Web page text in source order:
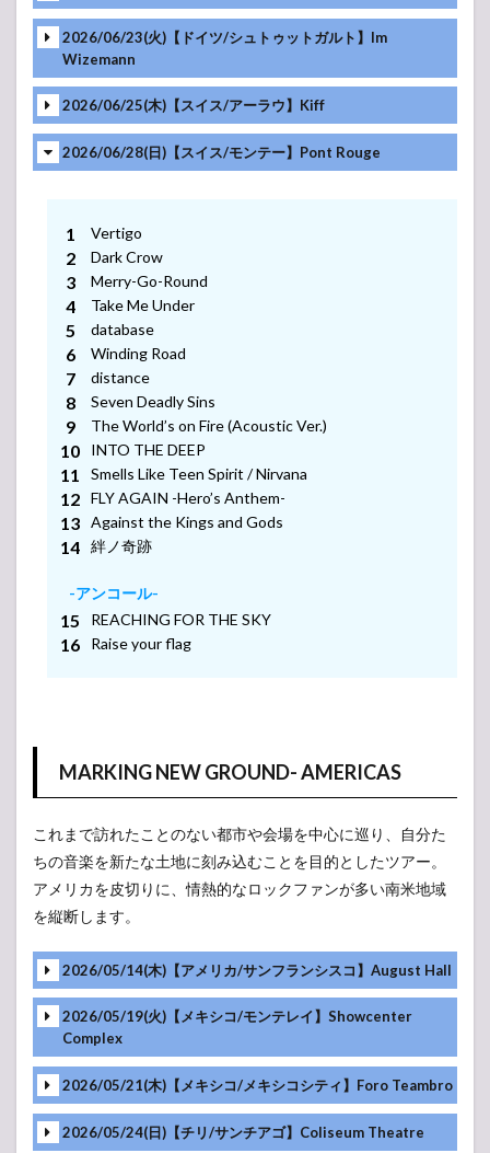
2
MAN
WITH A
MISSION
2025
SETLIST
(セット
リスト)
PLAYBACK
FES.2026
2.2
HOWLING
ACROSS
THE
WORLD”
UK/EU
TOUR
2025
2.3
B’z
presents
UNITE
#02
MAN
WITH A
MISSION
SAIL”PORTBASE
OPENING
UP
2.6
MAN
WITH A
“15th”
MISSION
PLAY
WHAT U
WANT
TOUR
2025
3
MAN
WITH A
MISSION
-アンコール-
-アンコール-
2026/06/23(火)【ドイツ/シュトゥットガルト】Im
Wizemann
-アンコール-
2026/06/25(木)【スイス/アーラウ】Kiff
2026/06/28(日)【スイス/モンテー】Pont Rouge
Vertigo
Dark Crow
Merry-Go-Round
Take Me Under
database
Winding Road
distance
Seven Deadly Sins
The World’s on Fire (Acoustic Ver.)
INTO THE DEEP
Smells Like Teen Spirit / Nirvana
FLY AGAIN -Hero’s Anthem-
Against the Kings and Gods
絆ノ奇跡
-アンコール-
REACHING FOR THE SKY
Raise your flag
MARKING NEW GROUND- AMERICAS
これまで訪れたことのない都市や会場を中心に巡り、自分た
ちの音楽を新たな土地に刻み込むことを目的としたツアー。
アメリカを皮切りに、情熱的なロックファンが多い南米地域
を縦断します。
2026/05/14(木)【アメリカ/サンフランシスコ】August Hall
2026/05/19(火)【メキシコ/モンテレイ】Showcenter
Complex
2026/05/21(木)【メキシコ/メキシコシティ】Foro Teambro
2026/05/24(日)【チリ/サンチアゴ】Coliseum Theatre